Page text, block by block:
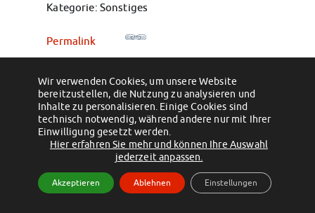
Wohnheime im Überblick
Wohnheime in Wernigerode
MIT einander – FÜR einander
Wohnheimtutoren
Schadensmeldung
Wohnen-FAQ
Dokumente
AnsprechpartnerInnen
Soziales & Beratung
Kategorie: Sonstiges
Permalink
Notfalls?
Wohnheim versichert?
(c) 2012 - 2026 by Studentenwerk Magdeburg - Anstalt des öffentlichen
Rechts
Facebook
Instagram TikTok
Impressum
Datenschutzerklärung Erklärung zur Barrierefreiheit
Wir verwenden Cookies, um unsere Website
bereitzustellen, die Nutzung zu analysieren und
Inhalte zu personalisieren. Einige Cookies sind
technisch notwendig, während andere nur mit Ihrer
Einwilligung gesetzt werden.
Hier erfahren Sie mehr und können Ihre Auswahl
jederzeit anpassen.
Akzeptieren Ablehnen Einstellungen